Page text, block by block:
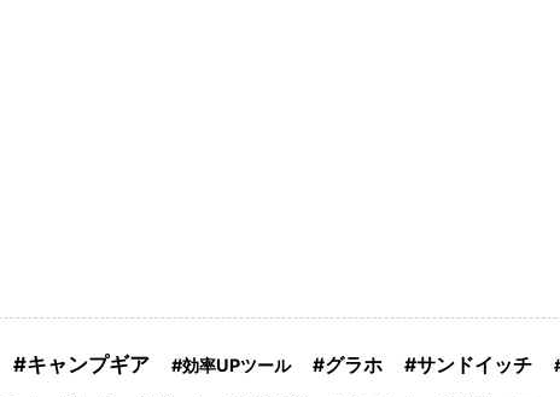
キャンプギア 効率UPツール グラホ サンドイッチ